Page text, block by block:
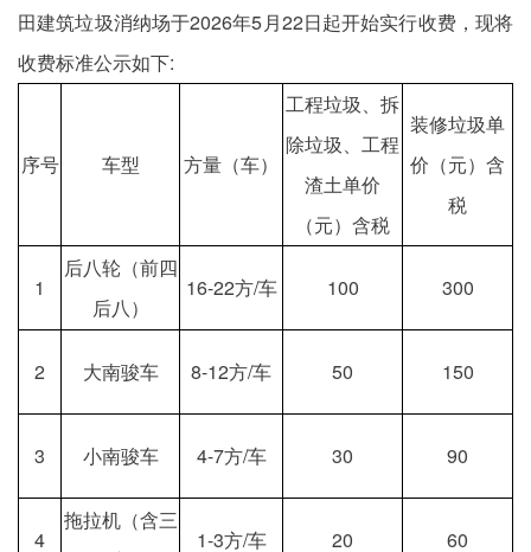
田建筑垃圾消纳场于2026年5月22日起开始实行收费，现将
收费标准公示如下:
序号 车型 方量（车）
工程垃圾、拆
除垃圾、工程
渣土单价
（元）含税
装修垃圾单
价（元）含
税
1
后八轮（前四
后八）
16-22方/车 100 300
2 大南骏车 8-12方/车 50 150
3 小南骏车 4-7方/车 30 90
4
拖拉机（含三
1-3方/车 20 60